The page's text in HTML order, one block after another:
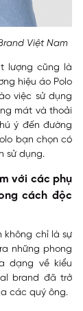
Việt Nam
lượng cũng là
hiệu áo Polo
việc sử dụng
mát và thoải
ý đến đường
bạn chọn có
sử dụng.
với các phụ
cách độc
không chỉ là sự
những phong
dạng về kiểu
brand đã trở
các quý ông.